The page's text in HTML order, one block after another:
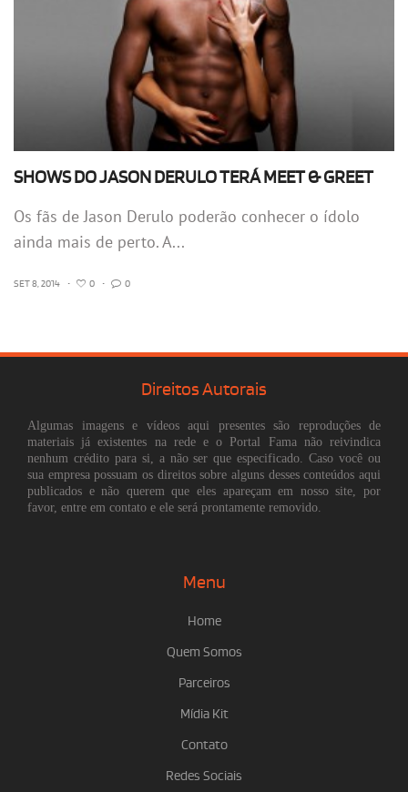
SHOWS DO JASON DERULO TERÁ MEET & GREET
Os fãs de Jason Derulo poderão conhecer o ídolo
ainda mais de perto. A...
SET 8, 2014 • 0 • 0
Direitos Autorais
Algumas imagens e vídeos aqui presentes são reproduções de
materiais já existentes na rede e o Portal Fama não reivindica
nenhum crédito para si, a não ser que especificado. Caso você ou
sua empresa possuam os direitos sobre alguns desses conteúdos aqui
publicados e não querem que eles apareçam em nosso site, por
favor, entre em contato e ele será prontamente removido.
Menu
Home
Quem Somos
Parceiros
Mídia Kit
Contato
Redes Sociais